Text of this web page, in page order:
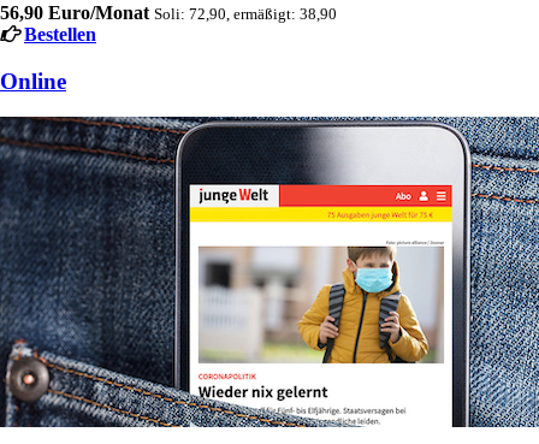
56,90 Euro/Monat Soli: 72,90, ermäßigt: 38,90
Bestellen
Online